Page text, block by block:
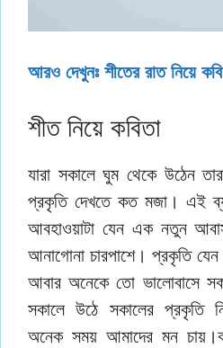
আরও দেখুনঃ শীতের রাত নিয়ে
শীত নিয়ে কবিতা
যারা সকালে ঘুম থেকে উঠেন
প্রকৃতি দেখতে কত মজা। এই
আবহাওয়াটা যেন এক নতুন
আনাগোনা চারপাশে। প্রকৃতি যেন
আবার অনেকে তো ভালোবাসে
সকালে উঠে সকালের প্রকৃতি
অনেক সময় আমাদের মন